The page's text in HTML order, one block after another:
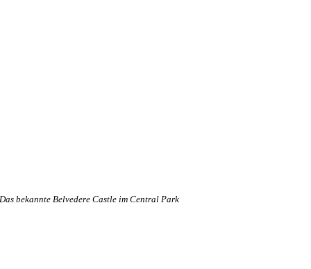
Das bekannte Belvedere Castle im Central Park